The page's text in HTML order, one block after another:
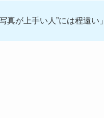
真が上手い人”には程遠い」